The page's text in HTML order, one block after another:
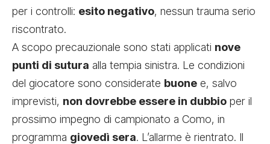
per i controlli: esito negativo, nessun trauma serio
riscontrato.
A scopo precauzionale sono stati applicati nove
punti di sutura alla tempia sinistra. Le condizioni
del giocatore sono considerate buone e, salvo
imprevisti, non dovrebbe essere in dubbio per il
prossimo impegno di campionato a Como, in
programma giovedì sera. L’allarme è rientrato. Il